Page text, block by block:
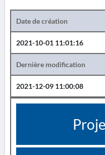
Date de création
2021-10-01 11:01:16
Dernière modification
2021-12-09 11:00:08